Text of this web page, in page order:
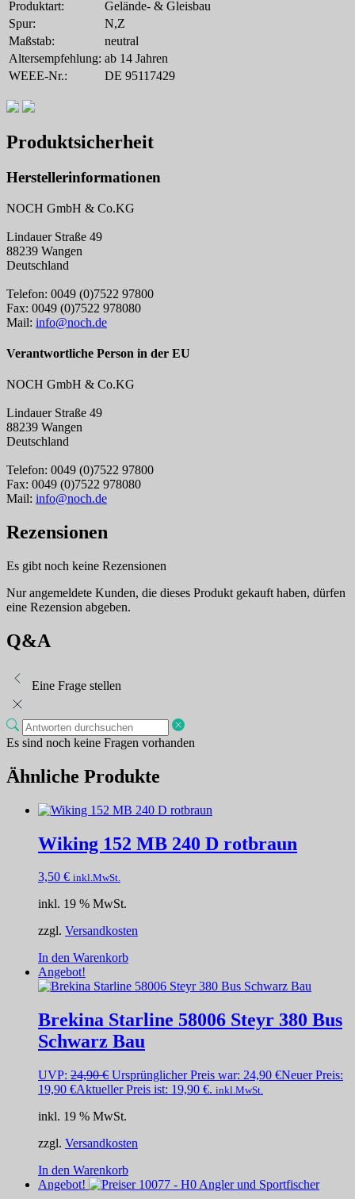
Produktart:
Gelände- & Gleisbau
Spur:
N,Z
Maßstab:
neutral
Altersempfehlung: ab 14 Jahren
WEEE-Nr.:
DE 95117429
Produktsicherheit
Herstellerinformationen
NOCH GmbH & Co.KG
Lindauer Straße 49
88239 Wangen
Deutschland
Telefon: 0049 (0)7522 97800
Fax: 0049 (0)7522 978080
Mail: info@noch.de
Verantwortliche Person in der EU
NOCH GmbH & Co.KG
Lindauer Straße 49
88239 Wangen
Deutschland
Telefon: 0049 (0)7522 97800
Fax: 0049 (0)7522 978080
Mail: info@noch.de
Rezensionen
Es gibt noch keine Rezensionen
Nur angemeldete Kunden, die dieses Produkt gekauft haben, dürfen
eine Rezension abgeben.
Q&A
Eine Frage stellen
Es sind noch keine Fragen vorhanden
Ähnliche Produkte
Wiking 152 MB 240 D rotbraun
3,50 € inkl.MwSt.
inkl. 19 % MwSt.
zzgl. Versandkosten
In den Warenkorb
Angebot!
Brekina Starline 58006 Steyr 380 Bus
Schwarz Bau
UVP: 24,90€ Ursprünglicher Preis war: 24,90 €Neuer Preis:
19,90 €Aktueller Preis ist: 19,90 €. inkl.MwSt.
inkl. 19 % MwSt.
zzgl. Versandkosten
In den Warenkorb
Angebot!